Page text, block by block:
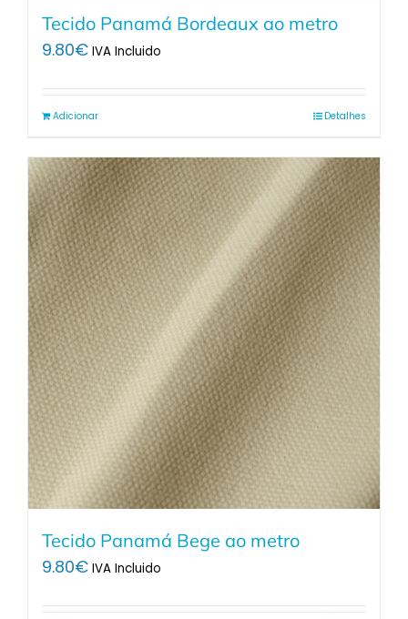
Tecido Panamá Bordeaux ao metro
9.80€ IVA Incluido
Adicionar Detalhes
Tecido Panamá Bege ao metro
9.80€ IVA Incluido